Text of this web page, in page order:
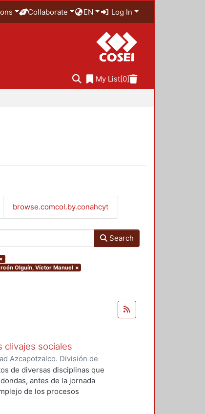
Collaborate EN Log In
My List[0]
browse.comcol.by.conahcyt
Search
×
Olguín, Víctor Manuel ×
clivajes sociales
Azcapotzalco. División de
;Tamayo, Sergio;
Manuel;Tejera Gaona,
Francisco;Devoto, Lisandro
de diversas disciplinas que
antes de la jornada
de los procesos